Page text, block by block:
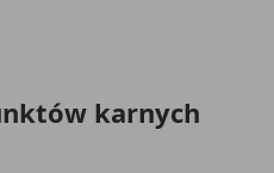
karnych